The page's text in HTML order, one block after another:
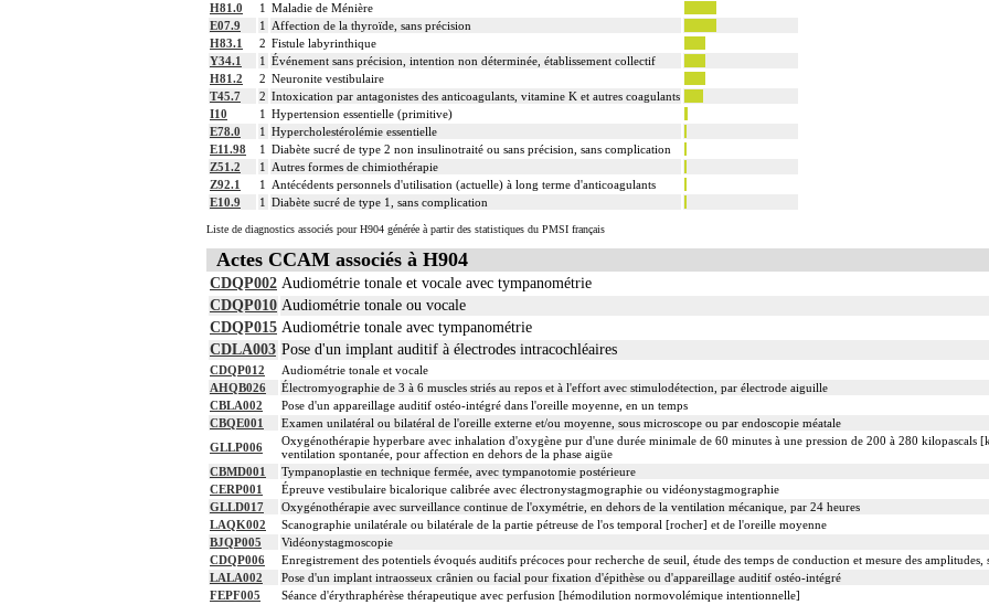
H81.0
1 Maladie de Ménière
E07.9
1
Affection de la thyroïde, sans précision
H83.1
2 Fistule labyrinthique
Y34.1
1 Événement sans précision, intention non déterminée, établissement collectif
H81.2
2 Neuronite vestibulaire
T45.7
2 Intoxication par antagonistes des anticoagulants, vitamine K et autres coagulants
I10
1 Hypertension essentielle (primitive)
E78.0
1 Hypercholestérolémie essentielle
E11.98
1 Diabète sucré de type 2 non insulinotraité ou sans précision, sans complication
Z51.2
1
Autres formes de chimiothérapie
Z92.1
1
Antécédents personnels d'utilisation (actuelle) à long terme d'anticoagulants
E10.9
1 Diabète sucré de type 1, sans complication
Liste de diagnostics associés pour H904 générée à partir des statistiques du PMSI français
Actes CCAM associés à H904
CDQP002 Audiométrie tonale et vocale avec tympanométrie
CDQP010 Audiométrie tonale ou vocale
CDQP015 Audiométrie tonale avec tympanométrie
CDLA003 Pose d'un implant auditif à électrodes intracochléaires
CDQP012
Audiométrie tonale et vocale
AHQB026
Électromyographie de 3 à 6 muscles striés au repos et à l'effort avec stimulodétection, par électrode aiguille
CBLA002
Pose d'un appareillage auditif ostéo-intégré dans l'oreille moyenne, en un temps
CBQE001
Examen unilatéral ou bilatéral de l'oreille externe et/ou moyenne, sous microscope ou par endoscopie méatale
GLLP006
Oxygénothérapie hyperbare avec inhalation d'oxygène pur d'une durée minimale de 60 minutes à une pression de 200 à 280 kilopascals
ventilation spontanée, pour affection en dehors de la phase aigüe
CBMD001
Tympanoplastie en technique fermée, avec tympanotomie postérieure
CERP001
Épreuve vestibulaire bicalorique calibrée avec électronystagmographie ou vidéonystagmographie
GLLD017
Oxygénothérapie avec surveillance continue de l'oxymétrie, en dehors de la ventilation mécanique, par 24 heures
LAQK002
Scanographie unilatérale ou bilatérale de la partie pétreuse de l'os temporal [rocher] et de l'oreille moyenne
BJQP005
Vidéonystagmoscopie
CDQP006
Enregistrement des potentiels évoqués auditifs précoces pour recherche de seuil, étude des temps de conduction et mesure des amplitudes,
LALA002
Pose d'un implant intraosseux crânien ou facial pour fixation d'épithèse ou d'appareillage auditif ostéo-intégré
FEPF005
Séance d'érythraphérèse thérapeutique avec perfusion [hémodilution normovolémique intentionnelle]